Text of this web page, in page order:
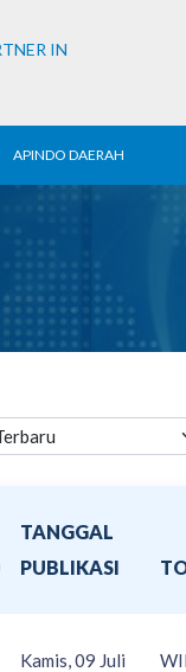
IN
APINDO DAERAH
TANGGAL
PUBLIKASI
Kamis, 09 Juli